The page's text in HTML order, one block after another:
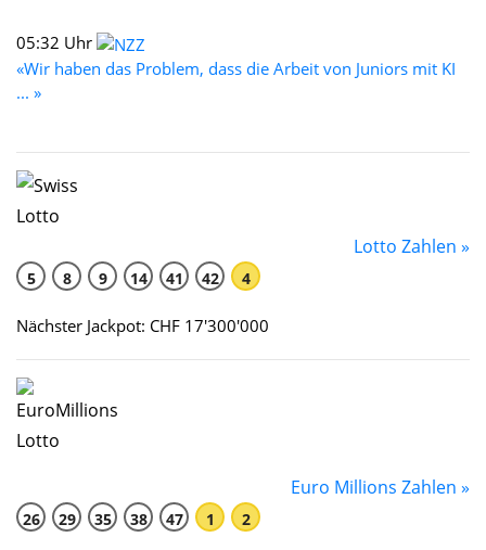
05:32 Uhr
«Wir haben das Problem, dass die Arbeit von Juniors mit KI
... »
Lotto Zahlen »
5 8 9 14 41 42 4
Nächster Jackpot: CHF 17'300'000
Euro Millions Zahlen »
26 29 35 38 47 1 2